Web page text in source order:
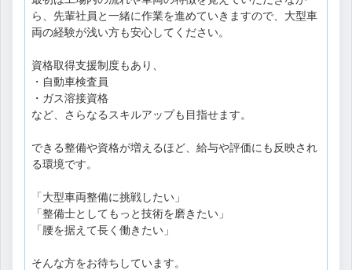
ら、先輩社員と一緒に作業を進めていきますので、大型車
両の経験が浅い方も安心してください。
資格取得支援制度もあり、
・自動車検査員
・ガス溶接資格
など、さらなるスキルアップも目指せます。
できる整備や資格が増えるほど、給与や評価にも反映され
る環境です。
「大型車両整備に挑戦したい」
「整備士としてもっと技術を磨きたい」
「腰を据えて長く働きたい」
そんな方をお待ちしています。